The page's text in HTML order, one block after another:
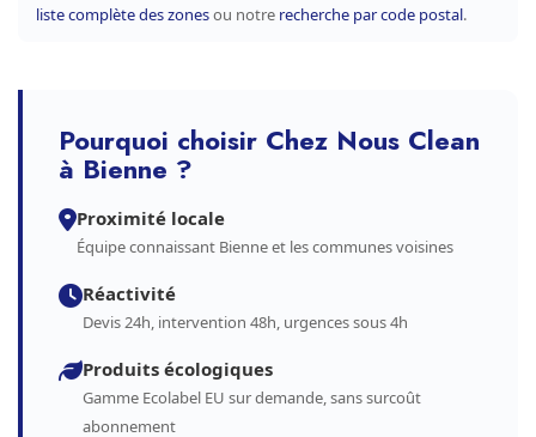
liste complète des zonesou notre recherche par code postal.
Pourquoi choisir Chez Nous Clean
à Bienne ?
Proximité locale
Équipe connaissant Bienne et les communes voisines
Réactivité
Devis 24h, intervention 48h, urgences sous 4h
Produits écologiques
Gamme Ecolabel EU sur demande, sans surcoût
abonnement